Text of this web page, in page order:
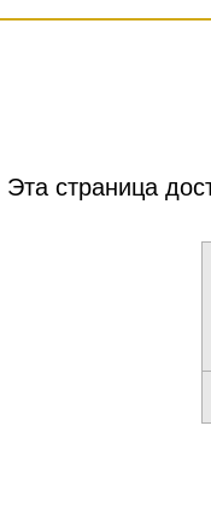
Эта страница